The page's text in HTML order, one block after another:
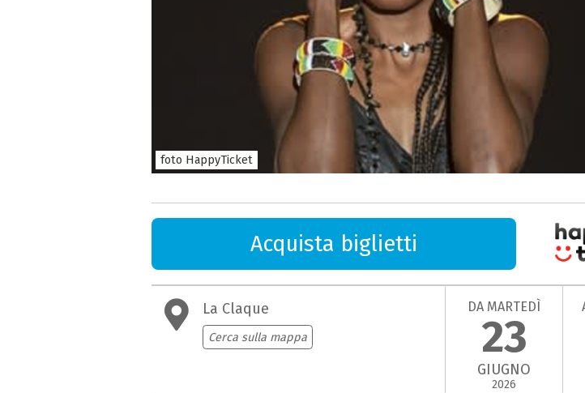
foto HappyTicket
Acquista biglietti
La Claque
Cerca sulla mappa
DA MARTEDÌ
23
GIUGNO
2026